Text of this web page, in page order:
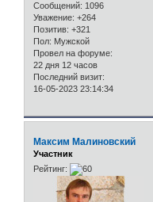
Сообщений: 1096
Уважение: +264
Позитив: +321
Пол: Мужской
Провел на форуме:
22 дня 12 часов
Последний визит:
16-05-2023 23:14:34
Максим Малиновский
Участник
Рейтинг: